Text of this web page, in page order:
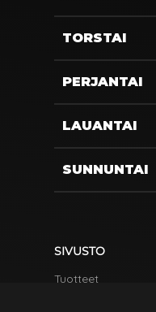
TORSTAI
PERJANTAI
LAUANTAI
SUNNUNTAI
SIVUSTO
Tuotteet